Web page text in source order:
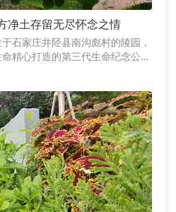
净土存留无尽怀念之情
石家庄井陉县南沟彪村的陵园，
精心打造的第三代生命纪念公
下，三面环山，一面临水，地势